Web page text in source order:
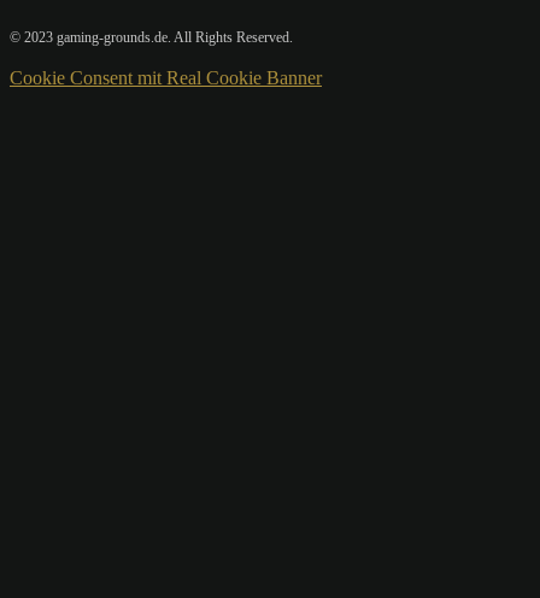
© 2023 gaming-grounds.de. All Rights Reserved.
Cookie Consent mit Real Cookie Banner